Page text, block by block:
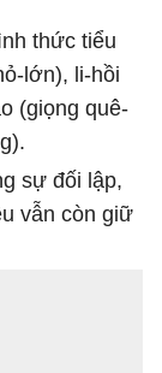
thức tiểu
lớn), li-hồi
(giọng quê-
sự đối lập,
vẫn còn giữ